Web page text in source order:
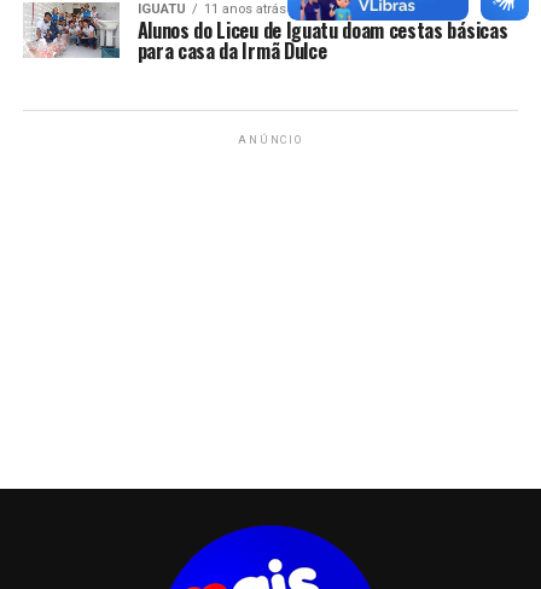
IGUATU 11 anos atrás
Alunos do Liceu de Iguatu doam cestas básicas
para casa da Irmã Dulce
ANÚNCIO